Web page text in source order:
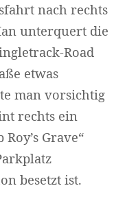
nach rechts
unterquert die
Road
etwas
man vorsichtig
rechts ein
Grave“
besetzt ist.